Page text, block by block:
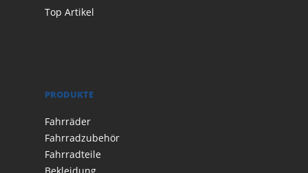
Top Artikel
PRODUKTE
Fahrräder
Fahrradzubehör
Fahrradteile